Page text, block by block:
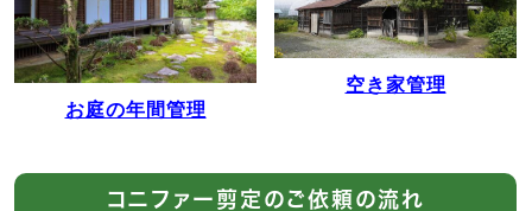
お庭の年間管理
空き家管理
コニファー剪定のご依頼の流れ